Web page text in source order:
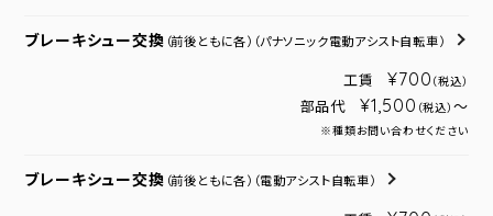
ブレーキシュー交換 （前後ともに各） （パナソニック電動アシスト自転車）
工賃 ¥700 （税込）
部品代 ¥1,500 （税込） ～
※種類お問い合わせください
ブレーキシュー交換 （前後ともに各） （電動アシスト自転車）